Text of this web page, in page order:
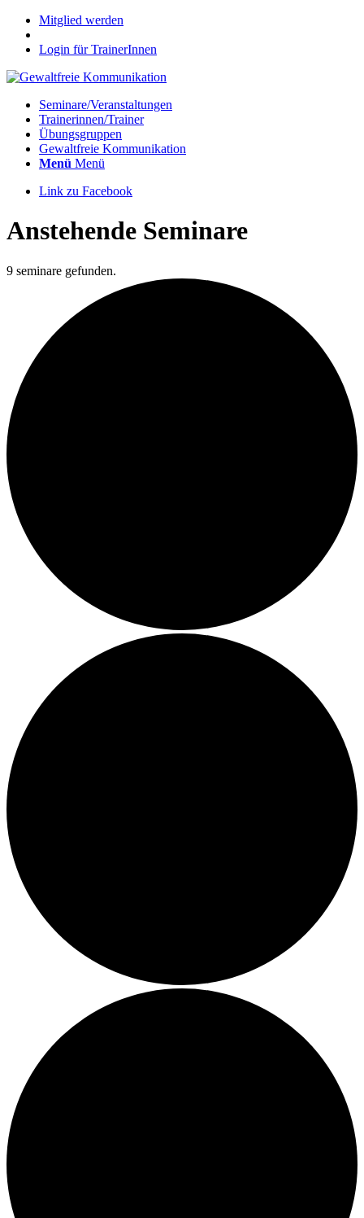
Mitglied werden
Login für TrainerInnen
Seminare/Veranstaltungen
Trainerinnen/Trainer
Übungsgruppen
Gewaltfreie Kommunikation
Menü Menü
Link zu Facebook
Anstehende Seminare
9 seminare gefunden.